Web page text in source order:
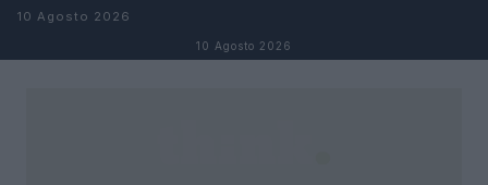
Salta al contenuto
10 Agosto 2026
10 Agosto 2026